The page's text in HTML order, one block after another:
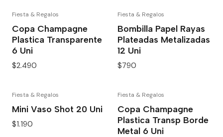
Fiesta & Regalos
Copa Champagne
Plastica Transparente
6 Uni
$2.490
Fiesta & Regalos
Bombilla Papel Rayas
Plateadas Metalizadas
12 Uni
$790
Fiesta & Regalos
Mini Vaso Shot 20 Uni
$1.190
Fiesta & Regalos
Copa Champagne
Plastica Transp Borde
Metal 6 Uni